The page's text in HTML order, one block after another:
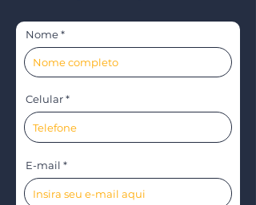
Nome
Celular
E-mail